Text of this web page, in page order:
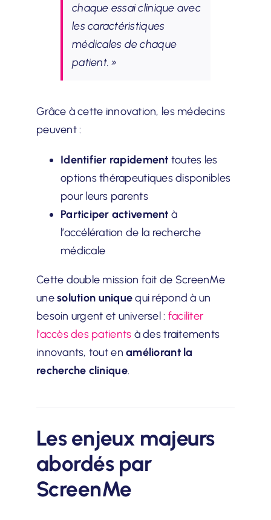
chaque essai clinique avec
les caractéristiques
médicales de chaque
patient. »
Grâce à cette innovation, les médecins
peuvent :
Identifier rapidement toutes les
options thérapeutiques disponibles
pour leurs parents
Participer activement à
l’accélération de la recherche
médicale
Cette double mission fait de ScreenMe
unesolution uniquequi répond à un
besoin urgent et universel : faciliter
l’accès des patients à des traitements
innovants, tout enaméliorant la
recherche clinique.
Les enjeux majeurs
abordés par
ScreenMe